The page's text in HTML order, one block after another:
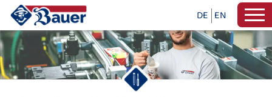
DE EN